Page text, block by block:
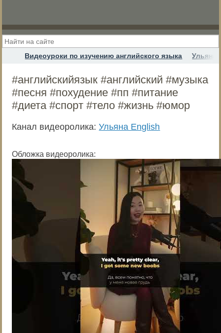
Видеоуроки по изучению английского языка Ульяна
#английскийязык #английский #музыка
#песня #похудение #пп #питание
#диета #спорт #тело #жизнь #юмор
Канал видеоролика:Ульяна English
Обложка видеоролика: